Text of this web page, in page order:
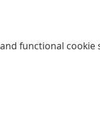
functional cookie